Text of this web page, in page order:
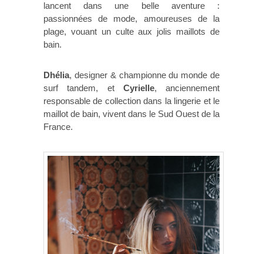
lancent dans une belle aventure :
passionnées de mode, amoureuses de la
plage, vouant un culte aux jolis maillots de
bain.
Dhélia, designer & championne du monde de
surf tandem, et Cyrielle, anciennement
responsable de collection dans la lingerie et le
maillot de bain, vivent dans le Sud Ouest de la
France.